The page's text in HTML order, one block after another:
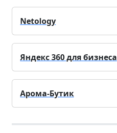
Netology
Яндекс 360 для бизнеса
Арома-Бутик